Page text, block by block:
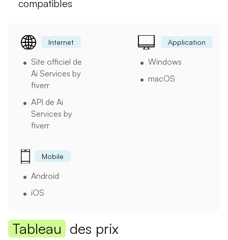
compatibles
Internet
Site officiel de
Ai Services by
fiverr
API de Ai
Services by
fiverr
Application
Windows
macOS
Mobile
Android
iOS
Tableau des prix